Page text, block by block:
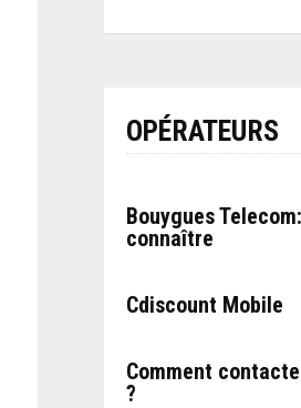
OPÉRATEURS
Bouygues
connaître
Cdiscount Mobile
Comment
?